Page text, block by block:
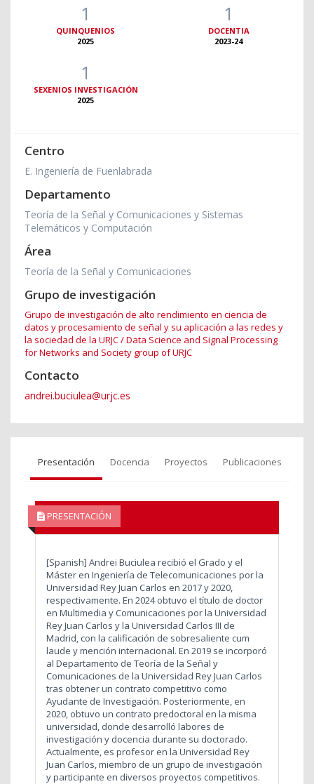
1
QUINQUENIOS
2025
1
DOCENTIA
2023-24
1
SEXENIOS INVESTIGACIÓN
2025
Centro
E. Ingeniería de Fuenlabrada
Departamento
Teoría de la Señal y Comunicaciones y Sistemas
Telemáticos y Computación
Área
Teoría de la Señal y Comunicaciones
Grupo de investigación
Grupo de investigación de alto rendimiento en ciencia de
datos y procesamiento de señal y su aplicación a las redes y
la sociedad de la URJC / Data Science and Signal Processing
for Networks and Society group of URJC
Contacto
andrei.buciulea@urjc.es
Presentación Docencia Proyectos Publicaciones
PRESENTACIÓN
[Spanish] Andrei Buciulea recibió el Grado y el
Máster en Ingeniería de Telecomunicaciones por la
Universidad Rey Juan Carlos en 2017 y 2020,
respectivamente. En 2024 obtuvo el título de doctor
en Multimedia y Comunicaciones por la Universidad
Rey Juan Carlos y la Universidad Carlos III de
Madrid, con la calificación de sobresaliente cum
laude y mención internacional. En 2019 se incorporó
al Departamento de Teoría de la Señal y
Comunicaciones de la Universidad Rey Juan Carlos
tras obtener un contrato competitivo como
Ayudante de Investigación. Posteriormente, en
2020, obtuvo un contrato predoctoral en la misma
universidad, donde desarrolló labores de
investigación y docencia durante su doctorado.
Actualmente, es profesor en la Universidad Rey
Juan Carlos, miembro de un grupo de investigación
y participante en diversos proyectos competitivos.